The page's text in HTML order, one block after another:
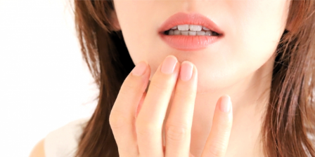
4． 懐中電灯
この心理テストでわかることは、追い詰められた時に出る、
あなたの「究極の裏の顔」です。
とっさに握りしめたものは、あなたが窮地で無意識に守ろう
とする「本当に大切なもの」を暗示しています。冷静ではい
られない極限の場面でこそ、普段は隠れているあなたの本性
が表に出るのです。